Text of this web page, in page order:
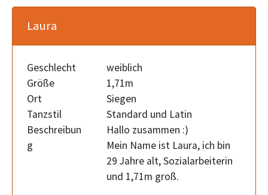
Laura
Geschlecht
weiblich
Größe
1,71m
Ort
Siegen
Tanzstil
Standard und Latin
Beschreibun
g
Hallo zusammen :)
Mein Name ist Laura, ich bin
29 Jahre alt, Sozialarbeiterin
und 1,71m groß.